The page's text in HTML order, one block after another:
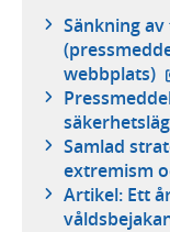
Sänkning
webbplats)
Samlad
extremism
Artikel: Ett